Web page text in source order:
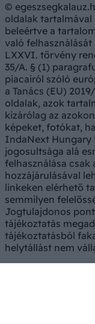
©
oldalak
beleértve a
való felhasználását
LXXVI. törvény
35/A. § (1)
piacairól szóló
a Tanács (EU)
oldalak, azok
kizárólag az
képeket, fotókat,
IndaNext Hungary
jogosultsága alá
felhasználása
hozzájárulásával
linkeken elérhető
semmilyen
Jogtulajdonos
tájékoztatás
tájékoztatásból
helytállást nem